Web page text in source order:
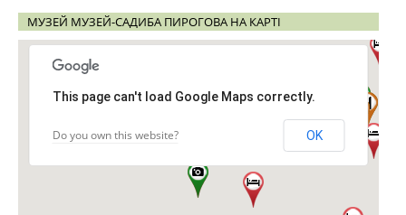
МУЗЕЙ МУЗЕЙ-САДИБА ПИРОГОВА НА КАРТІ
This page can't load Google Maps correctly.
Do you own this website? OK